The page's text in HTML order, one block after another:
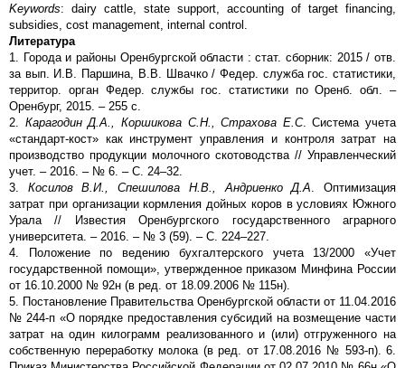
Keywords: dairy cattle, state support, accounting of target financing,
subsidies, cost management, internal control.
Литература
1. Города и районы Оренбургской области : стат. сборник: 2015 / отв.
за вып. И.В. Паршина, В.В. Швачко / Федер. служба гос. статистики,
территор. орган Федер. службы гос. статистики по Оренб. обл. –
Оренбург, 2015. – 255 с.
2. Карагодин Д.А., Коршикова С.Н., Страхова Е.С. Система учета
«стандарт-кост» как инструмент управления и контроля затрат на
производство продукции молочного скотоводства // Управленческий
учет. – 2016. – № 6. – С. 24–32.
3. Косилов В.И., Спешилова Н.В., Андриенко Д.А . Оптимизация
затрат при организации кормления дойных коров в условиях Южного
Урала // Известия Оренбургского государственного аграрного
университета. – 2016. – № 3 (59). – С. 224–227.
4. Положение по ведению бухгалтерского учета 13/2000 «Учет
государственной помощи», утвержденное приказом Минфина России
от 16.10.2000 № 92н (в ред. от 18.09.2006 № 115н).
5. Постановление Правительства Оренбургской области от 11.04.2016
№ 244-п «О порядке предоставления субсидий на возмещение части
затрат на один килограмм реализованного и (или) отгруженного на
собственную переработку молока (в ред. от 17.08.2016 № 593-п). 6.